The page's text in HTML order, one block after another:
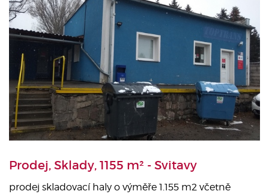
Prodej, Sklady, 1155 m² - Svitavy
prodej skladovací haly o výměře 1.155 m2 včetně